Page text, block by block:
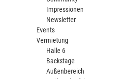
Impressionen
Newsletter
Events
Vermietung
Halle 6
Backstage
Außenbereich